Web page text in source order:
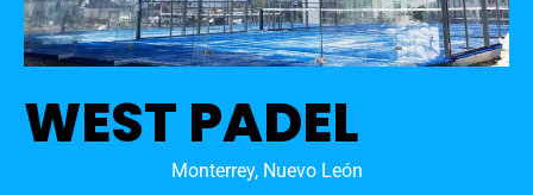
WEST PADEL
Monterrey, Nuevo León